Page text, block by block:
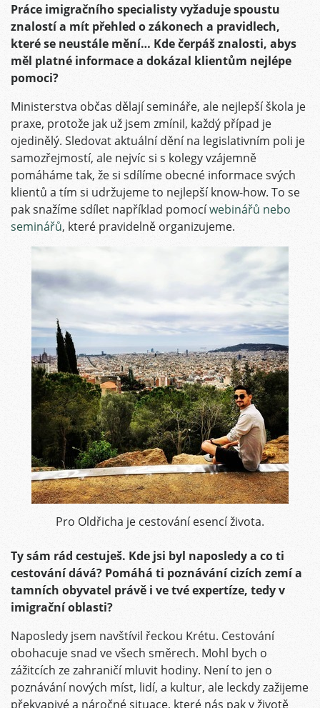
Práce imigračního specialisty vyžaduje spoustu
znalostí a mít přehled o zákonech a pravidlech,
které se neustále mění… Kde čerpáš znalosti, abys
měl platné informace a dokázal klientům nejlépe
pomoci?
Ministerstva občas dělají semináře, ale nejlepší škola je
praxe, protože jak už jsem zmínil, každý případ je
ojedinělý. Sledovat aktuální dění na legislativním poli je
samozřejmostí, ale nejvíc si s kolegy vzájemně
pomáháme tak, že si sdílíme obecné informace svých
klientů a tím si udržujeme to nejlepší know-how. To se
pak snažíme sdílet například pomocíwebinářů nebo
seminářů, které pravidelně organizujeme.
Pro Oldřicha je cestování esencí života.
Ty sám rád cestuješ. Kde jsi byl naposledy a co ti
cestování dává? Pomáhá ti poznávání cizích zemí a
tamních obyvatel právě i ve tvé expertíze, tedy v
imigrační oblasti?
Naposledy jsem navštívil řeckou Krétu. Cestování
obohacuje snad ve všech směrech. Mohl bych o
zážitcích ze zahraničí mluvit hodiny. Není to jen o
poznávání nových míst, lidí, a kultur, ale leckdy zažijeme
překvapivé a náročné situace, které nás pak v životě